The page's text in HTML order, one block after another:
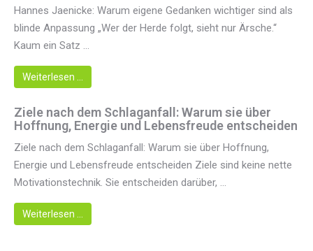
Hannes Jaenicke: Warum eigene Gedanken wichtiger sind als
blinde Anpassung „Wer der Herde folgt, sieht nur Ärsche.“
Kaum ein Satz ...
Weiterlesen …
Ziele nach dem Schlaganfall: Warum sie über
Hoffnung, Energie und Lebensfreude entscheiden
Ziele nach dem Schlaganfall: Warum sie über Hoffnung,
Energie und Lebensfreude entscheiden Ziele sind keine nette
Motivationstechnik. Sie entscheiden darüber, ...
Weiterlesen …